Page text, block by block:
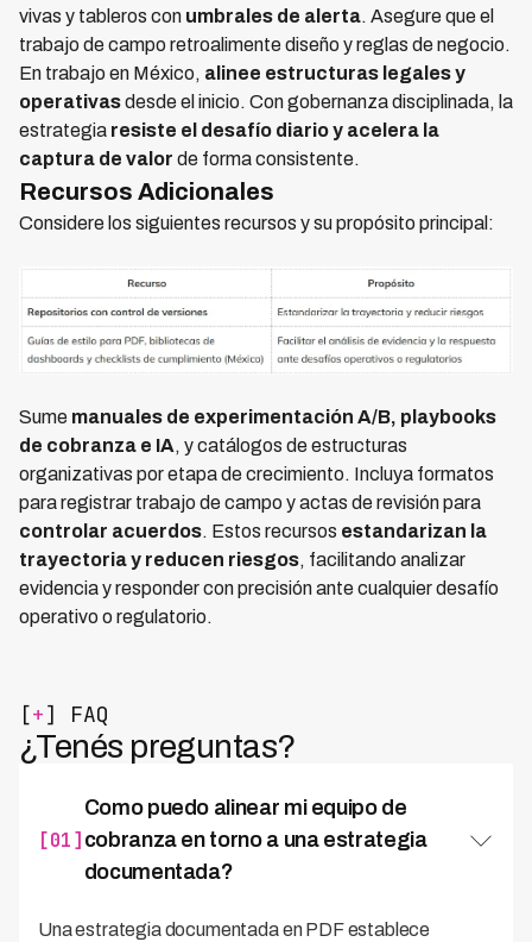
vivas y tableros con umbrales de alerta. Asegure que el
trabajo de campo retroalimente diseño y reglas de negocio.
En trabajo en México, alinee estructuras legales y
operativasdesde el inicio. Con gobernanza disciplinada, la
estrategia resiste el desafío diario y acelera la
captura de valor de forma consistente.
Recursos Adicionales
Considere los siguientes recursos y su propósito principal:
Sume manuales de experimentación A/B, playbooks
de cobranza e IA, y catálogos de estructuras
organizativas por etapa de crecimiento. Incluya formatos
para registrar trabajo de campo y actas de revisión para
controlar acuerdos. Estos recursos estandarizan la
trayectoria y reducen riesgos, facilitando analizar
evidencia y responder con precisión ante cualquier desafío
operativo o regulatorio.
[+] FAQ
¿Tenés preguntas?
[01]
Como puedo alinear mi equipo de
cobranza en torno a una estrategia
documentada?
Una estrategia documentada en PDF establece